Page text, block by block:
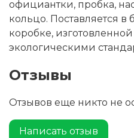
официантки, пробка,
кольцо. Поставляется
коробке, изготовленной
экологическими
Отзывы
Отзывов еще никто не
Написать отзыв